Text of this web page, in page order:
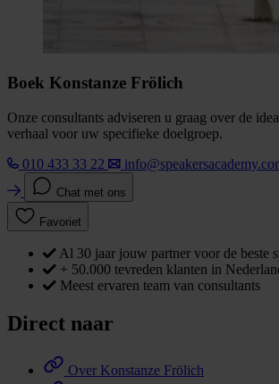
Boek Konstanze Frölich
Onze consultants adviseren u graag over de
verhaal voor uw specifieke doelgroep.
010 433 33 22
Chat met ons
Favoriet
Al 30 jaar jouw partner voor de beste
+ 50.000 tevreden klanten in
Meest ervaren team van consultants
Direct naar
Over Konstanze Frölich